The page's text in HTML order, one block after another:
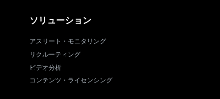
ソリューション
アスリート・モニタリング
リクルーティング
ビデオ分析
コンテンツ・ライセンシング